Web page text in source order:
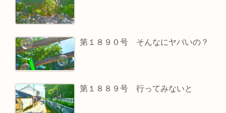
第１８９０号 そんなにヤバいの？
第１８８９号 行ってみないと